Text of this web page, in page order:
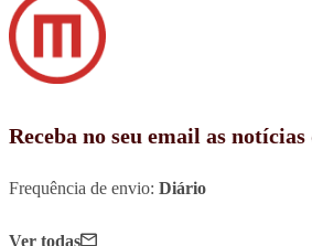
Receba no seu email as
Frequência de envio: Diário
Ver todas